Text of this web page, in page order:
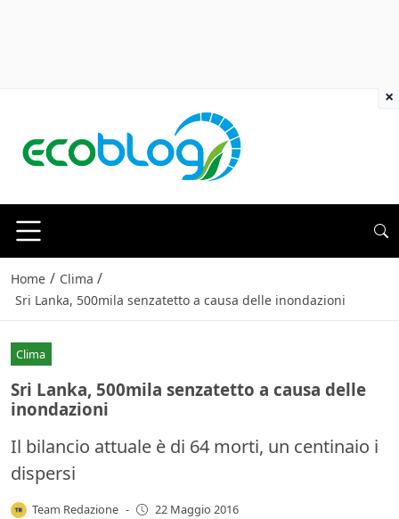
Home / Clima /
Sri Lanka, 500mila senzatetto a causa delle inondazioni
Clima
Sri Lanka, 500mila senzatetto a causa delle
inondazioni
Il bilancio attuale è di 64 morti, un centinaio i
dispersi
Team Redazione - 22 Maggio 2016
×